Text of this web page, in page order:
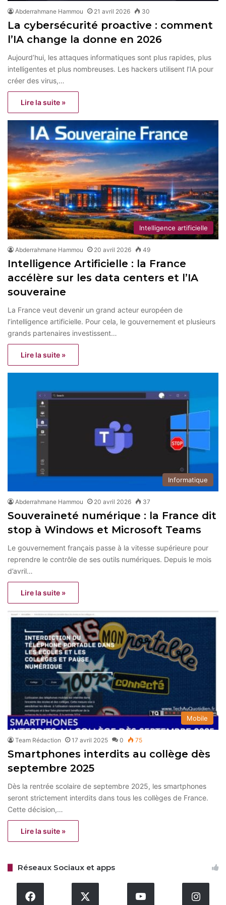
Abderrahmane Hammou 21 avril 2026 30
La cybersécurité proactive : comment
l’IA change la donne en 2026
Aujourd’hui, les attaques informatiques sont plus rapides, plus
intelligentes et plus nombreuses. Les hackers utilisent l’IA pour
créer des virus,…
Lire la suite »
Intelligence artificielle
Abderrahmane Hammou 20 avril 2026 49
Intelligence Artificielle : la France
accélère sur les data centers et l’IA
souveraine
La France veut devenir un grand acteur européen de
l’intelligence artificielle. Pour cela, le gouvernement et plusieurs
grands partenaires investissent…
Lire la suite »
Informatique
Abderrahmane Hammou 20 avril 2026 37
Souveraineté numérique : la France dit
stop à Windows et Microsoft Teams
Le gouvernement français passe à la vitesse supérieure pour
reprendre le contrôle de ses outils numériques. Depuis le mois
d’avril…
Lire la suite »
Mobile
Team Rédaction 17 avril 2025 0 75
Smartphones interdits au collège dès
septembre 2025
Dès la rentrée scolaire de septembre 2025, les smartphones
seront strictement interdits dans tous les collèges de France.
Cette décision,…
Lire la suite »
Réseaux Sociaux et apps